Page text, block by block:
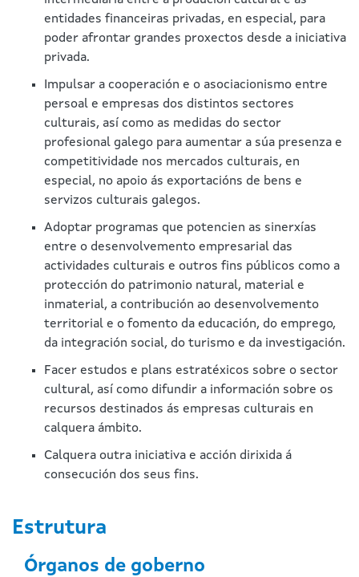
entidades financeiras privadas, en especial, para
poder afrontar grandes proxectos desde a iniciativa
privada.
Impulsar a cooperación e o asociacionismo entre
persoal e empresas dos distintos sectores
culturais, así como as medidas do sector
profesional galego para aumentar a súa presenza e
competitividade nos mercados culturais, en
especial, no apoio ás exportacións de bens e
servizos culturais galegos.
Adoptar programas que potencien as sinerxías
entre o desenvolvemento empresarial das
actividades culturais e outros fins públicos como a
protección do patrimonio natural, material e
inmaterial, a contribución ao desenvolvemento
territorial e o fomento da educación, do emprego,
da integración social, do turismo e da investigación.
Facer estudos e plans estratéxicos sobre o sector
cultural, así como difundir a información sobre os
recursos destinados ás empresas culturais en
calquera ámbito.
Calquera outra iniciativa e acción dirixida á
consecución dos seus fins.
Estrutura
Órganos de goberno